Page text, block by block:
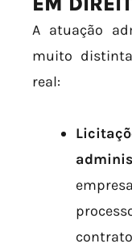
A atuação
muito
real: